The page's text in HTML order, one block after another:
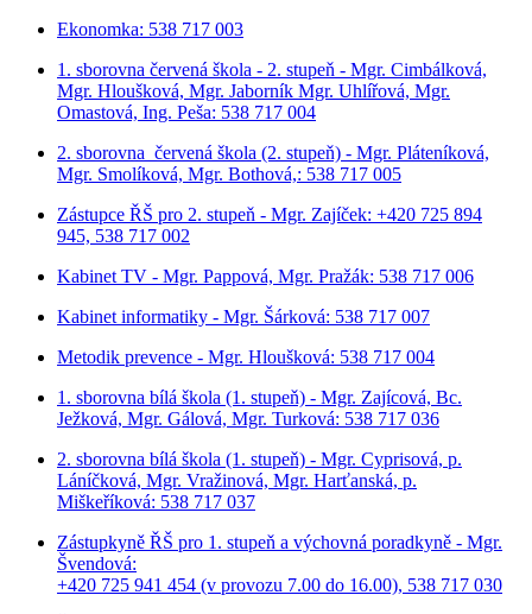
Ekonomka: 538 717 003
1. sborovna červená škola - 2. stupeň - Mgr. Cimbálková,
Mgr. Hloušková, Mgr. Jaborník Mgr. Uhlířová, Mgr.
Omastová, Ing. Peša: 538 717 004
2. sborovna červená škola (2. stupeň) - Mgr. Pláteníková,
Mgr. Smolíková, Mgr. Bothová,: 538 717 005
Zástupce ŘŠ pro 2. stupeň - Mgr. Zajíček: +420 725 894
945, 538 717 002
Kabinet TV - Mgr. Pappová, Mgr. Pražák: 538 717 006
Kabinet informatiky - Mgr. Šárková: 538 717 007
Metodik prevence - Mgr. Hloušková: 538 717 004
1. sborovna bílá škola (1. stupeň) - Mgr. Zajícová, Bc.
Ježková, Mgr. Gálová, Mgr. Turková: 538 717 036
2. sborovna bílá škola (1. stupeň) - Mgr. Cyprisová, p.
Láníčková, Mgr. Vražinová, Mgr. Harťanská, p.
Miškeříková: 538 717 037
Zástupkyně ŘŠ pro 1. stupeň a výchovná poradkyně - Mgr.
Švendová:
+420 725 941 454 (v provozu 7.00 do 16.00), 538 717 030